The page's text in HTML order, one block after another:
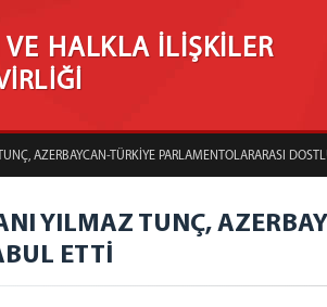
VE HALKLA İLİŞKİLER
AZERBAYCAN-TÜRKİYE PARLAMENTOLARARASI
YILMAZ TUNÇ,
ETTİ